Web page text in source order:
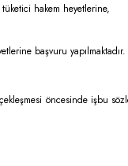
hakem heyetlerine,
başvuru yapılmaktadır.
öncesinde işbu